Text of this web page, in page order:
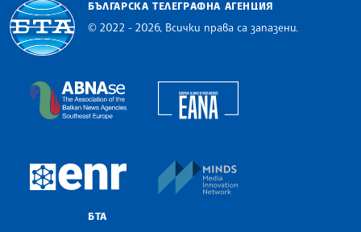
БЪЛГАРСКА ТЕЛЕГРАФНА АГЕНЦИЯ
© 2022 - 2026, Всички права са запазени.
The Assocoation of the Balkan News Agencies
European Newsroom
БТА